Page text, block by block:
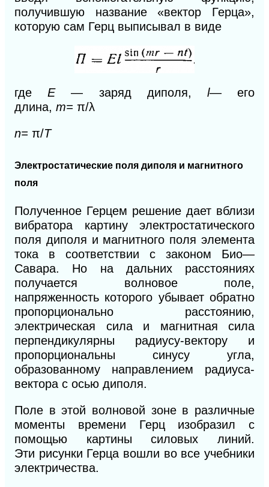
получившую название «вектор Герца»,
которую сам Герц выписывал в виде
гдеE— заряд диполя, l— его
длина, т= π/λ
n= π/T
Электростатические поля диполя и магнитного
поля
Полученное Герцем решение дает вблизи
вибратора картину электростатического
поля диполя и магнитного поля элемента
тока в соответствии с законом Био—
Савара. Но на дальних расстояниях
получается волновое поле,
напряженность которого убывает обратно
пропорционально расстоянию,
электрическая сила и магнитная сила
перпендикулярны радиусу-вектору и
пропорциональны синусу угла,
образованному направлением радиуса-
вектора с осью диполя.
Поле в этой волновой зоне в различные
моменты времени Герц изобразил с
помощью картины силовых линий.
Эти рисунки Герца вошли во все учебники
электричества.